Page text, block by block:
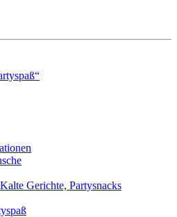
Gerichte, Partysnacks